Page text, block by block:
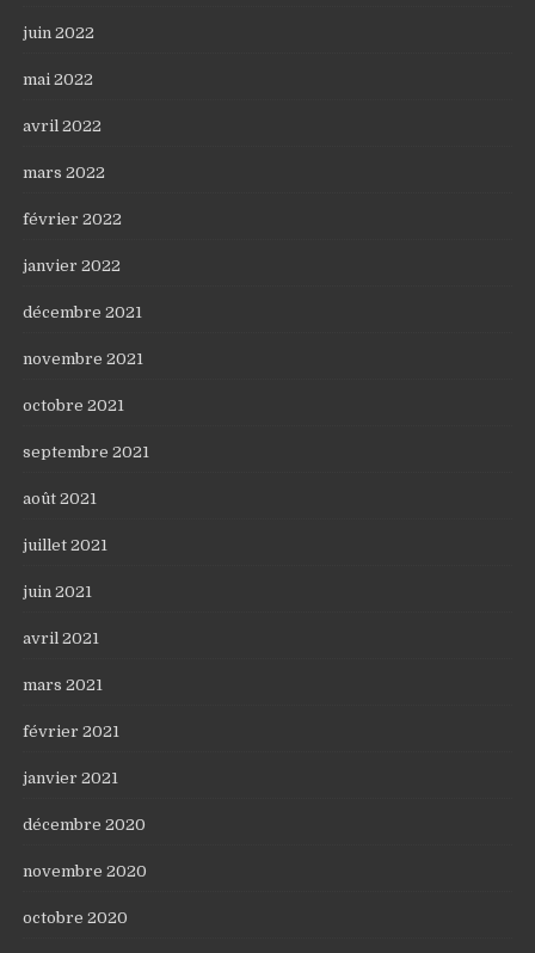
juin 2022
mai 2022
avril 2022
mars 2022
février 2022
janvier 2022
décembre 2021
novembre 2021
octobre 2021
septembre 2021
août 2021
juillet 2021
juin 2021
avril 2021
mars 2021
février 2021
janvier 2021
décembre 2020
novembre 2020
octobre 2020